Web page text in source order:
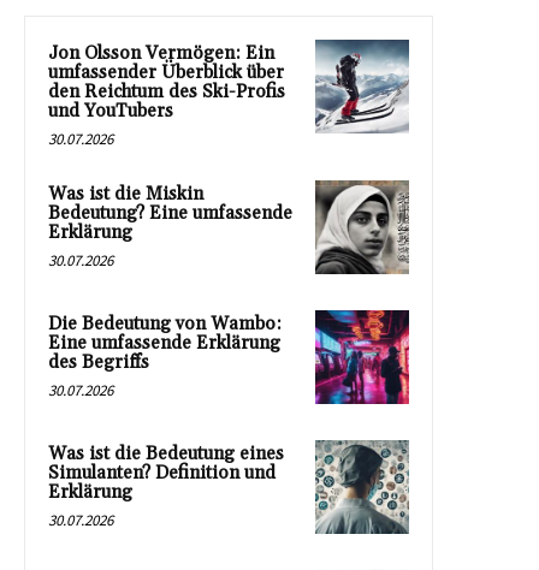
Jon Olsson Vermögen: Ein
umfassender Überblick über
den Reichtum des Ski-Profis
und YouTubers
30.07.2026
Was ist die Miskin
Bedeutung? Eine umfassende
Erklärung
30.07.2026
Die Bedeutung von Wambo:
Eine umfassende Erklärung
des Begriffs
30.07.2026
Was ist die Bedeutung eines
Simulanten? Definition und
Erklärung
30.07.2026